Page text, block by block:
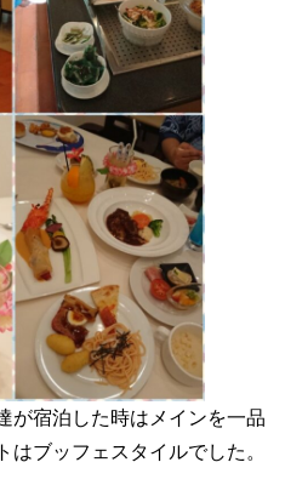
が宿泊した時はメインを一品
ブッフェスタイルでした。